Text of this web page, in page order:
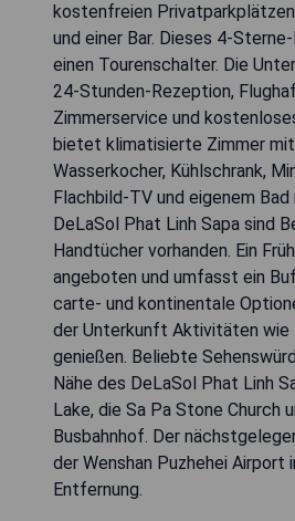
kostenfreien
und einer Bar. Dieses 4-
einen Tourenschalter. Die
24-Stunden-Rezeption,
Zimmerservice und
bietet klimatisierte Zimmer
Wasserkocher, Kühlschrank,
Flachbild-TV und eigenem
DeLaSol Phat Linh Sapa sind
Handtücher vorhanden. Ein
angeboten und umfasst ein
carte- und kontinentale
der Unterkunft Aktivitäten wie
genießen. Beliebte
Nähe des DeLaSol Phat Linh
Lake, die Sa Pa Stone Church
Busbahnhof. Der
der Wenshan Puzhehei Airport
Entfernung.